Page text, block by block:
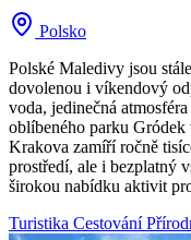
Polsko
Polské Maledivy jsou
dovolenou i víkendový
voda, jedinečná
oblíbeného parku
Krakova zamíří ročně
prostředí, ale i bezplatný
širokou nabídku aktivit
Turistika Cestování